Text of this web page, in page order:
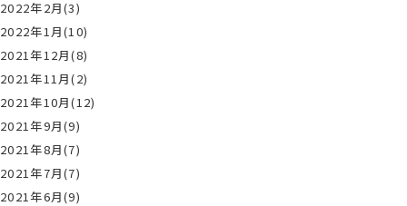
2022年2月(3)
2022年1月(10)
2021年12月(8)
2021年11月(2)
2021年10月(12)
2021年9月(9)
2021年8月(7)
2021年7月(7)
2021年6月(9)